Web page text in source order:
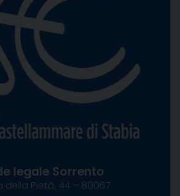
legale Sorrento
della Pietà, 44 – 80067